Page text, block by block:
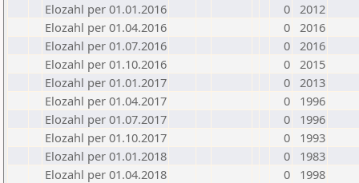
Elozahl per 01.01.2016
0 2012
Elozahl per 01.04.2016
0 2016
Elozahl per 01.07.2016
0 2016
Elozahl per 01.10.2016
0 2015
Elozahl per 01.01.2017
0 2013
Elozahl per 01.04.2017
0
1996
Elozahl per 01.07.2017
0
1996
Elozahl per 01.10.2017
0
1993
Elozahl per 01.01.2018
0
1983
Elozahl per 01.04.2018
0
1998